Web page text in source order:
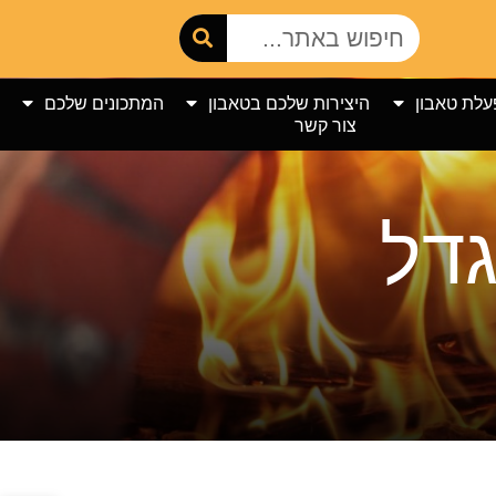
טאבון היצירות שלכם בטאבון
המתכונים שלכם
צור קשר